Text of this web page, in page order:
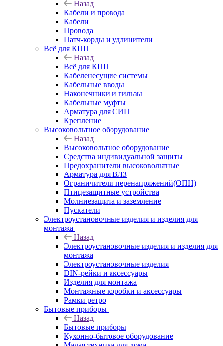
Назад
Кабели и провода
Кабели
Провода
Патч-корды и удлинители
Всё для КПП
Назад
Всё для КПП
Кабеленесущие системы
Кабельные вводы
Наконечники и гильзы
Кабельные муфты
Арматура для СИП
Крепление
Высоковольтное оборудование
Назад
Высоковольтное оборудование
Средства индивидуальной защиты
Предохранители высоковольтные
Арматура для ВЛЗ
Ограничители перенапряжений(ОПН)
Птицезащитные устройства
Молниезащита и заземление
Пускатели
Электроустановочные изделия и изделия для
монтажа
Назад
Электроустановочные изделия и изделия для
монтажа
Электроустановочные изделия
DIN-рейки и аксессуары
Изделия для монтажа
Монтажные коробки и аксессуары
Рамки ретро
Бытовые приборы
Назад
Бытовые приборы
Кухонно-бытовое оборудование